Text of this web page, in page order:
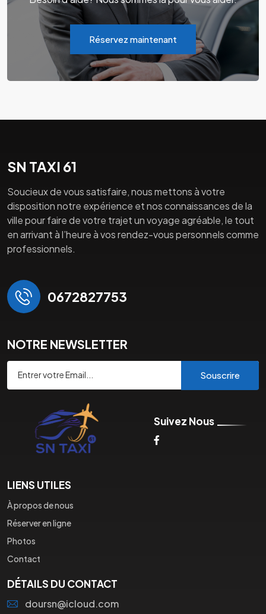
Réservez maintenant
SN TAXI 61
Soucieux de vous satisfaire, nous mettons à votre
disposition notre expérience et nos connaissances de la
ville pour faire de votre trajet un voyage agréable, le tout
en arrivant à l’heure à vos rendez-vous personnels comme
professionnels.
0672827753
NOTRE NEWSLETTER
Souscrire
Suivez Nous
LIENS UTILES
À propos de nous
Réserver en ligne
Photos
Contact
DÉTAILS DU CONTACT
doursn@icloud.com